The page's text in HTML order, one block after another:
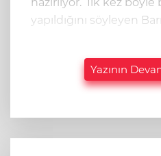
yapıldığını söyleyen
Yazının